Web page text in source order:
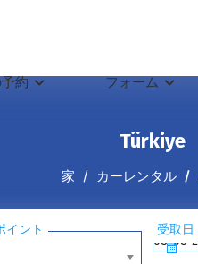
約 フォーム
Türkiye
家 カーレンタル
イント
受取日